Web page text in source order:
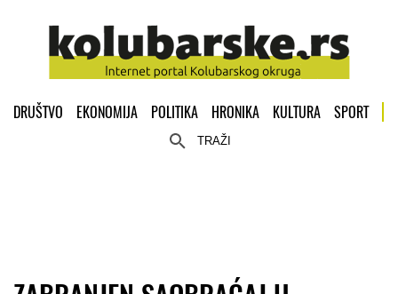
DRUŠTVO EKONOMIJA POLITIKA HRONIKA KULTURA SPORT
TRAŽI